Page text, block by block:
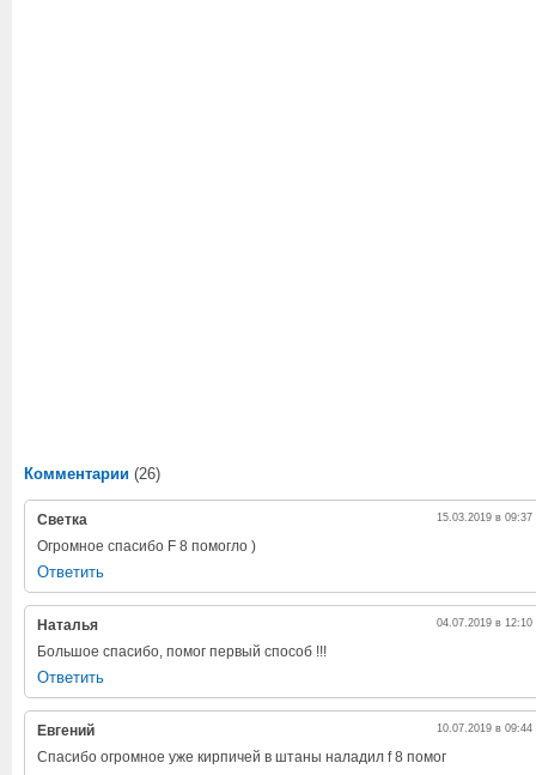
Комментарии (26)
Светка 15.03.2019 в 09:37
Огромное спасибо F 8 помогло )
Ответить
Наталья 04.07.2019 в 12:10
Большое спасибо, помог первый способ !!!
Ответить
Евгений 10.07.2019 в 09:44
Спасибо огромное уже кирпичей в штаны наладил f 8 помог